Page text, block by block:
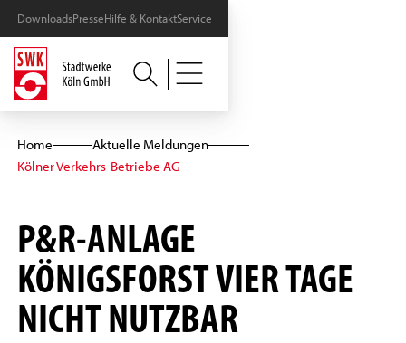
DownloadsPresseHilfe & KontaktService
Home
Aktuelle Meldungen
Kölner Verkehrs-Betriebe AG
P&R-ANLAGE
KÖNIGSFORST VIER TAGE
NICHT NUTZBAR